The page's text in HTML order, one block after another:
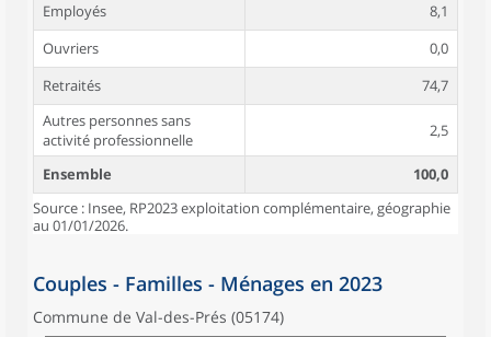
Employés
8,1
Ouvriers
0,0
Retraités
74,7
Autres personnes sans
activité professionnelle
2,5
Ensemble
100,0
Source : Insee, RP2023 exploitation complémentaire, géographie
au 01/01/2026.
Couples - Familles - Ménages en 2023
Commune de Val-des-Prés (05174)